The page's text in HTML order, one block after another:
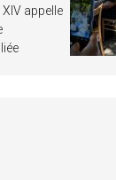
appelle